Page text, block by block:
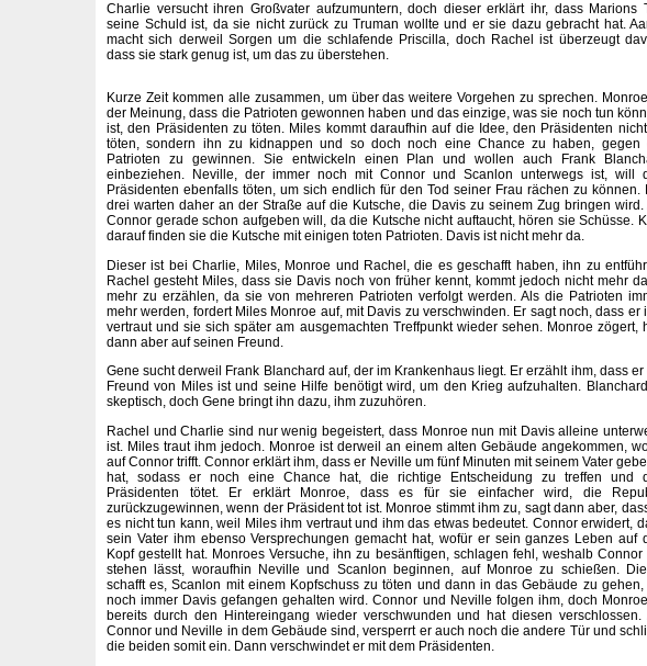
Charlie versucht ihren Großvater aufzumuntern, doch dieser erklärt ihr, dass Marions
seine Schuld ist, da sie nicht zurück zu Truman wollte und er sie dazu gebracht hat.
macht sich derweil Sorgen um die schlafende Priscilla, doch Rachel ist überzeugt
dass sie stark genug ist, um das zu überstehen.
Kurze Zeit kommen alle zusammen, um über das weitere Vorgehen zu sprechen.
der Meinung, dass die Patrioten gewonnen haben und das einzige, was sie noch tun
ist, den Präsidenten zu töten. Miles kommt daraufhin auf die Idee, den Präsidenten
töten, sondern ihn zu kidnappen und so doch noch eine Chance zu haben, gegen
Patrioten zu gewinnen. Sie entwickeln einen Plan und wollen auch Frank
einbeziehen. Neville, der immer noch mit Connor und Scanlon unterwegs ist, will
Präsidenten ebenfalls töten, um sich endlich für den Tod seiner Frau rächen zu können.
drei warten daher an der Straße auf die Kutsche, die Davis zu seinem Zug bringen wird.
Connor gerade schon aufgeben will, da die Kutsche nicht auftaucht, hören sie Schüsse.
darauf finden sie die Kutsche mit einigen toten Patrioten. Davis ist nicht mehr da.
Dieser ist bei Charlie, Miles, Monroe und Rachel, die es geschafft haben, ihn zu
Rachel gesteht Miles, dass sie Davis noch von früher kennt, kommt jedoch nicht mehr
mehr zu erzählen, da sie von mehreren Patrioten verfolgt werden. Als die Patrioten
mehr werden, fordert Miles Monroe auf, mit Davis zu verschwinden. Er sagt noch, dass er
vertraut und sie sich später am ausgemachten Treffpunkt wieder sehen. Monroe zögert,
dann aber auf seinen Freund.
Gene sucht derweil Frank Blanchard auf, der im Krankenhaus liegt. Er erzählt ihm, dass er
Freund von Miles ist und seine Hilfe benötigt wird, um den Krieg aufzuhalten.
skeptisch, doch Gene bringt ihn dazu, ihm zuzuhören.
Rachel und Charlie sind nur wenig begeistert, dass Monroe nun mit Davis alleine
ist. Miles traut ihm jedoch. Monroe ist derweil an einem alten Gebäude angekommen,
auf Connor trifft. Connor erklärt ihm, dass er Neville um fünf Minuten mit seinem Vater
hat, sodass er noch eine Chance hat, die richtige Entscheidung zu treffen und
Präsidenten tötet. Er erklärt Monroe, dass es für sie einfacher wird, die
zurückzugewinnen, wenn der Präsident tot ist. Monroe stimmt ihm zu, sagt dann aber,
es nicht tun kann, weil Miles ihm vertraut und ihm das etwas bedeutet. Connor erwidert,
sein Vater ihm ebenso Versprechungen gemacht hat, wofür er sein ganzes Leben auf
Kopf gestellt hat. Monroes Versuche, ihn zu besänftigen, schlagen fehl, weshalb Connor
stehen lässt, woraufhin Neville und Scanlon beginnen, auf Monroe zu schießen.
schafft es, Scanlon mit einem Kopfschuss zu töten und dann in das Gebäude zu gehen,
noch immer Davis gefangen gehalten wird. Connor und Neville folgen ihm, doch
bereits durch den Hintereingang wieder verschwunden und hat diesen verschlossen.
Connor und Neville in dem Gebäude sind, versperrt er auch noch die andere Tür und
die beiden somit ein. Dann verschwindet er mit dem Präsidenten.